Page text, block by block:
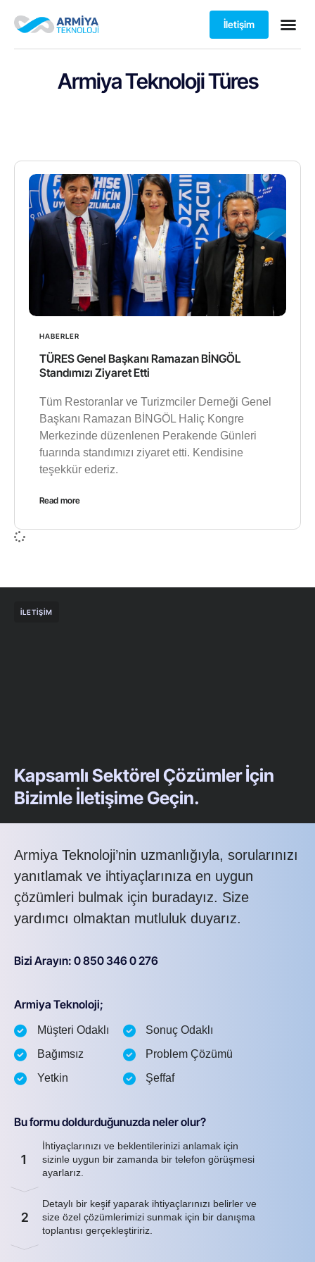
İletişim
Armiya Teknoloji Türes
HABERLER
TÜRES Genel Başkanı Ramazan BİNGÖL
Standımızı Ziyaret Etti
Tüm Restoranlar ve Turizmciler Derneği Genel
Başkanı Ramazan BİNGÖL Haliç Kongre
Merkezinde düzenlenen Perakende Günleri
fuarında standımızı ziyaret etti. Kendisine
teşekkür ederiz.
Read more
İLETIŞIM
Kapsamlı Sektörel Çözümler İçin
Bizimle İletişime Geçin.
Armiya Teknoloji’nin uzmanlığıyla, sorularınızı
yanıtlamak ve ihtiyaçlarınıza en uygun
çözümleri bulmak için buradayız. Size
yardımcı olmaktan mutluluk duyarız.
Bizi Arayın: 0 850 346 0 276
Armiya Teknoloji;
Müşteri Odaklı
Bağımsız
Yetkin
Sonuç Odaklı
Problem Çözümü
Şeffaf
Bu formu doldurduğunuzda neler olur?
1
İhtiyaçlarınızı ve beklentilerinizi anlamak için
sizinle uygun bir zamanda bir telefon görüşmesi
ayarlarız.
2
Detaylı bir keşif yaparak ihtiyaçlarınızı belirler ve
size özel çözümlerimizi sunmak için bir danışma
toplantısı gerçekleştiririz.